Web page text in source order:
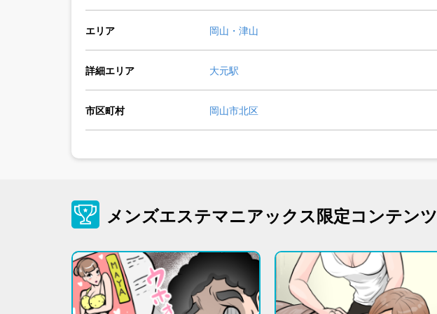
エリア 岡山・津山
詳細エリア 大元駅
市区町村 岡山市北区
メンズエステマニアックス限定コンテンツ